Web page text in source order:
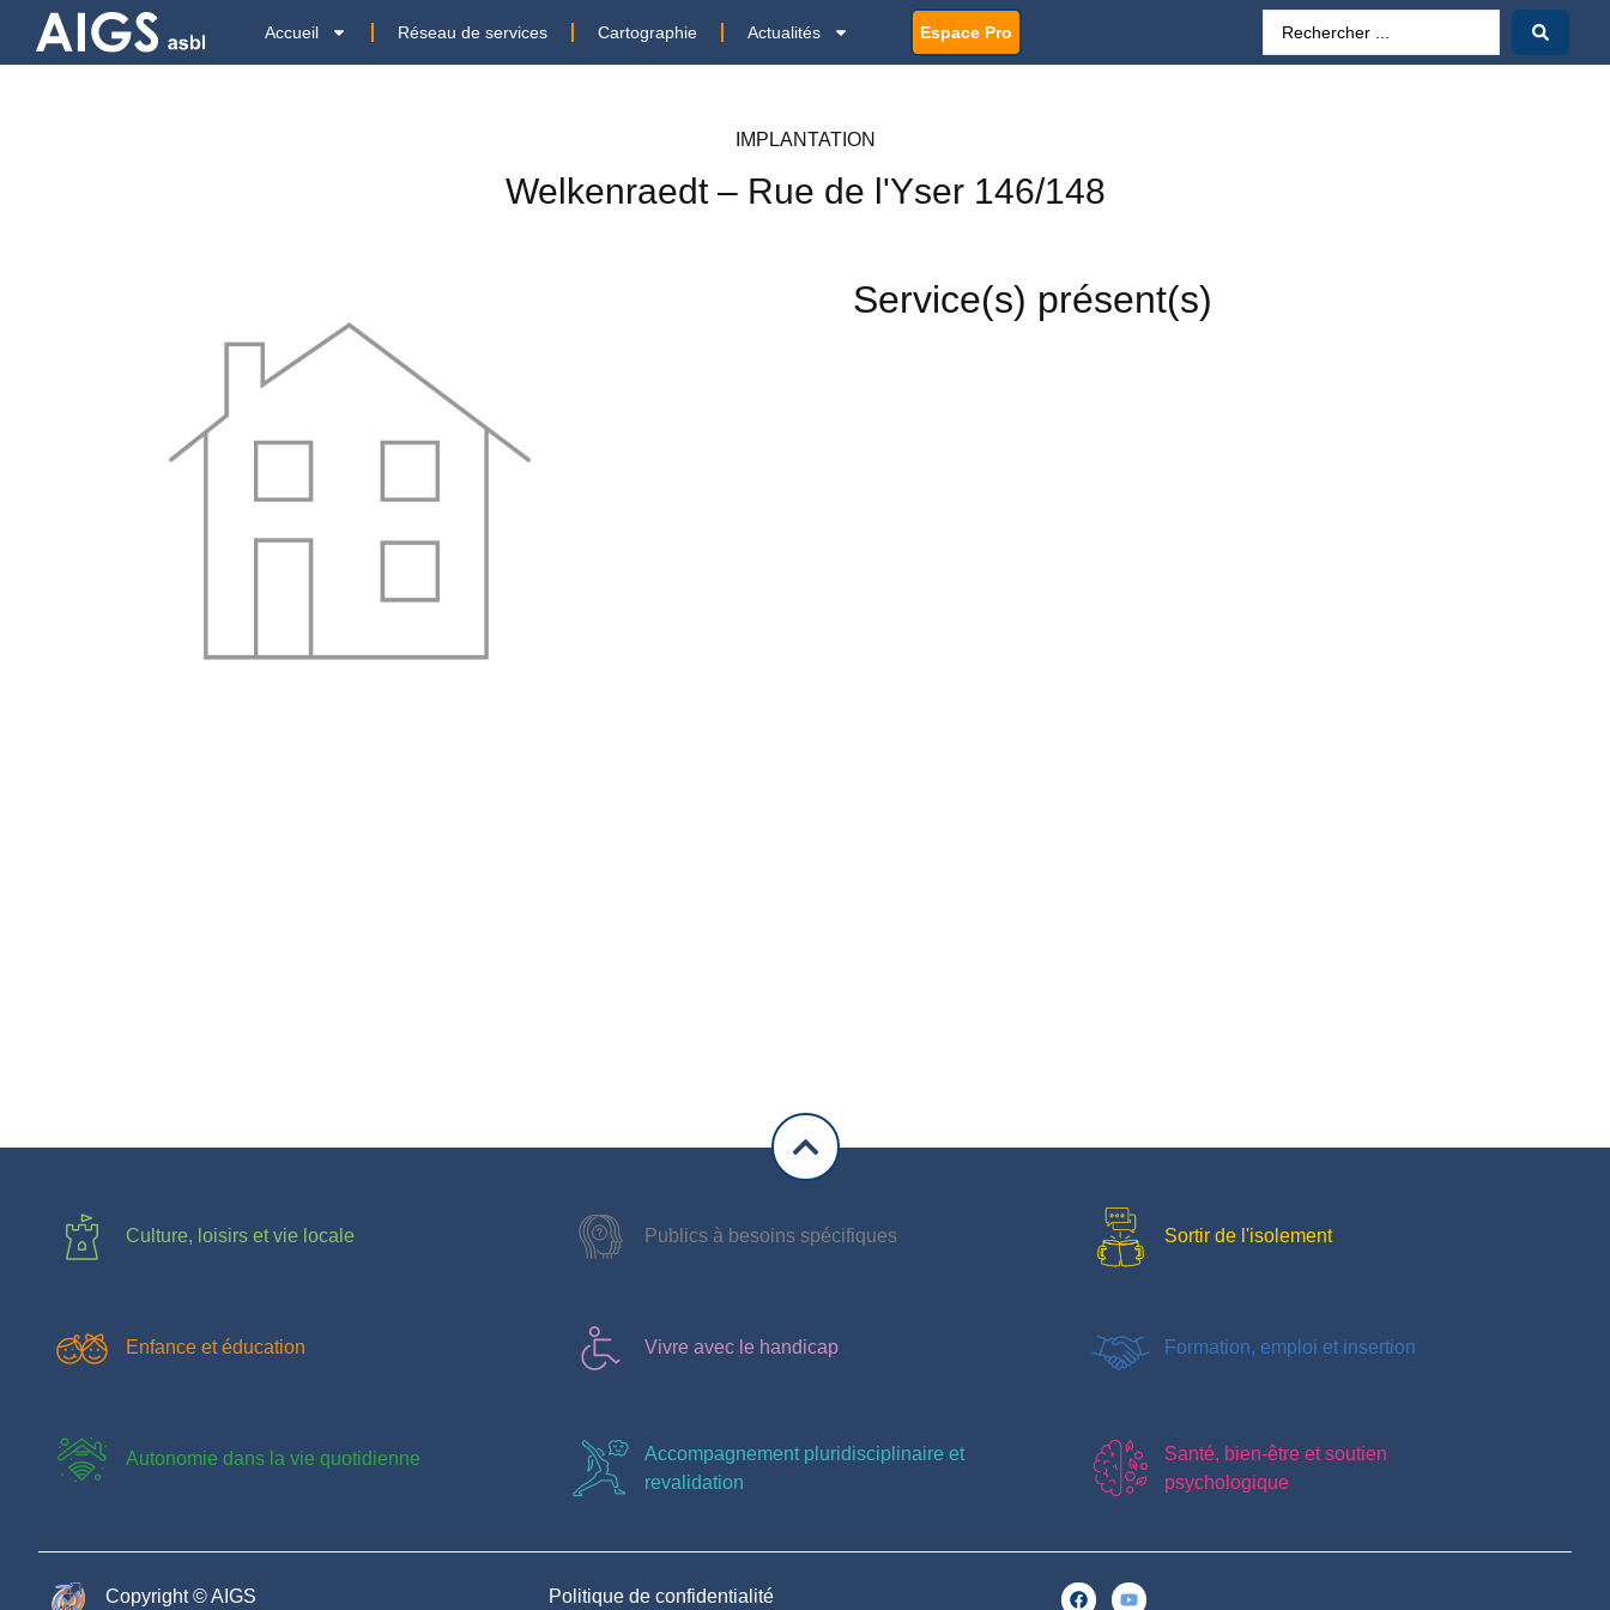
Accueil Réseau de services Cartographie Actualités Espace Pro
IMPLANTATION
Welkenraedt – Rue de l'Yser 146/148
Service(s) présent(s)
Culture, loisirs et vie locale Publics à besoins spécifiques Sortir de l'isolement
Enfance et éducation Vivre avec le handicap Formation, emploi et insertion
Autonomie dans la vie quotidienne
Accompagnement pluridisciplinaire et
revalidation
Santé, bien-être et soutien
psychologique
Copyright © AIGS​ Politique de confidentialité